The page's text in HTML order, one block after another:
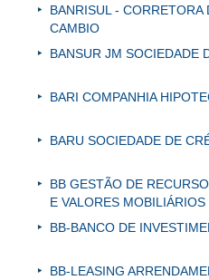
BANRISUL -
CAMBIO
BANSUR JM SOCIEDADE
BARI COMPANHIA
BARU SOCIEDADE DE
BB GESTÃO DE
E VALORES MOBILIÁRIOS
BB-BANCO DE
BB-LEASING